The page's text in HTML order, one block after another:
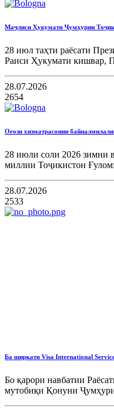
Маҷлиси Ҳукумати Ҷумҳурии
28 июл таҳти раёсати
Раиси Ҳукумати кишвар,
28.07.2026
2654
Оғози хизматрасонии
28 июли соли 2026 зимни
миллии Тоҷикистон
28.07.2026
2533
Ба ширкати Visa International
Бо қарори навбатии
мутобиқи Қонуни